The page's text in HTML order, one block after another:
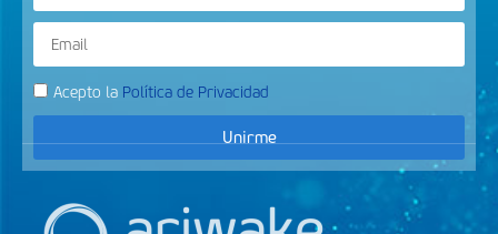
Acepto la Política de Privacidad
Unirme